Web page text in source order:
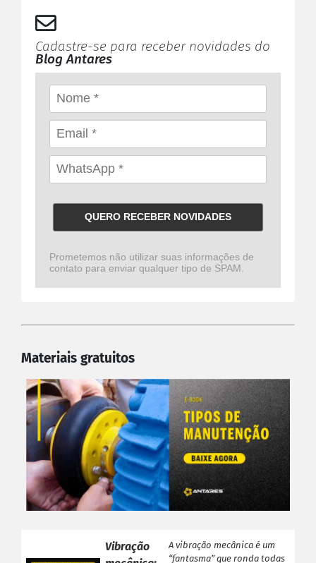
Cadastre-se para receber novidades do
Blog Antares
QUERO RECEBER NOVIDADES
Prometemos não utilizar suas informações de
contato para enviar qualquer tipo de SPAM.
Materiais gratuitos
Vibração
A vibração mecânica é um
“fantasma” que ronda todas